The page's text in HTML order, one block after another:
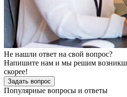
Не нашли ответ на свой вопрос?
Напишите нам и мы решим
скорее!
Задать вопрос
Популярные вопросы и ответы